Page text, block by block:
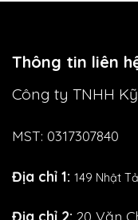
Thông tin liên
Công ty TNHH
MST: 0317307840
Địa chỉ 1: 149 Nhật
Địa chỉ 2: 20 Văn